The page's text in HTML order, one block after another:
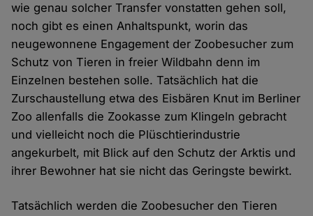
wie genau solcher Transfer vonstatten gehen soll,
noch gibt es einen Anhaltspunkt, worin das
neugewonnene Engagement der Zoobesucher zum
Schutz von Tieren in freier Wildbahn denn im
Einzelnen bestehen solle. Tatsächlich hat die
Zurschaustellung etwa des Eisbären Knut im Berliner
Zoo allenfalls die Zookasse zum Klingeln gebracht
und vielleicht noch die Plüschtierindustrie
angekurbelt, mit Blick auf den Schutz der Arktis und
ihrer Bewohner hat sie nicht das Geringste bewirkt.
Tatsächlich werden die Zoobesucher den Tieren